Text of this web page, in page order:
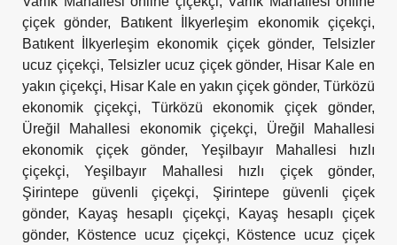
çiçek gönder, Batıkent İlkyerleşim ekonomik çiçekçi,
Batıkent İlkyerleşim ekonomik çiçek gönder,Telsizler
ucuz çiçekçi, Telsizler ucuz çiçek gönder, Hisar Kale en
yakın çiçekçi, Hisar Kale en yakın çiçek gönder, Türközü
ekonomik çiçekçi, Türközü ekonomik çiçek gönder,
Üreğil Mahallesi ekonomik çiçekçi, Üreğil Mahallesi
ekonomik çiçek gönder, Yeşilbayır Mahallesi hızlı
çiçekçi,Yeşilbayır Mahallesi hızlı çiçek gönder,
Şirintepe güvenli çiçekçi, Şirintepe güvenli çiçek
gönder, Kayaş hesaplı çiçekçi,
Kayaş hesaplı çiçek
gönder, Köstence ucuz çiçekçi, Köstence ucuz çiçek